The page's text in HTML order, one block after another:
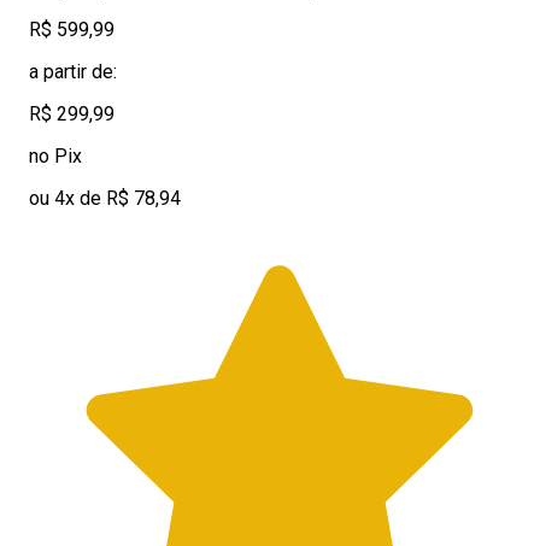
R$ 599,99
a partir de:
R$ 299,99
no Pix
ou 4x de R$ 78,94